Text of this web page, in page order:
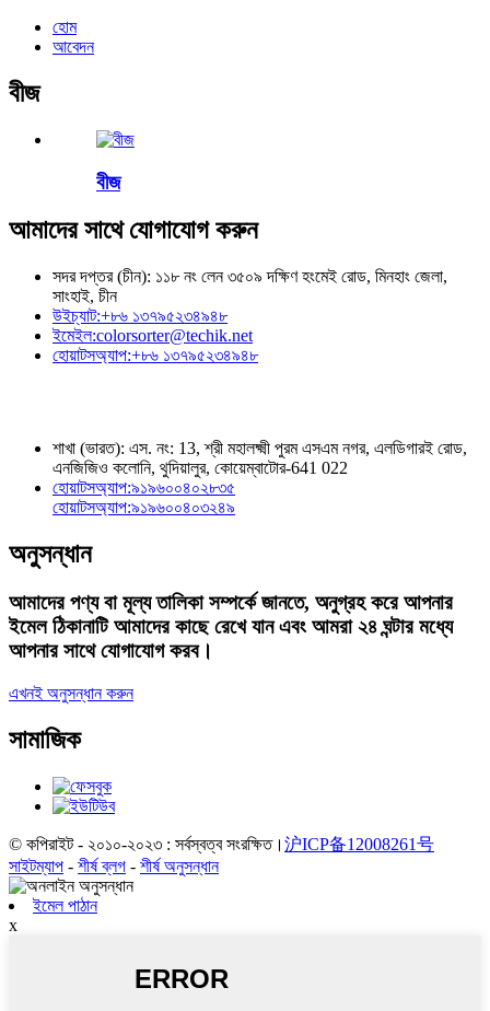
হোম
আবেদন
বীজ
বীজ
আমাদের সাথে যোগাযোগ করুন
সদর দপ্তর (চীন): ১১৮ নং লেন ৩৫০৯ দক্ষিণ হংমেই রোড, মিনহাং জেলা,
সাংহাই, চীন
উইচ্যাট:+৮৬ ১৩৭৯৫২৩৪৯৪৮
ইমেইল:colorsorter@techik.net
হোয়াটসঅ্যাপ:+৮৬ ১৩৭৯৫২৩৪৯৪৮
শাখা (ভারত): এস. নং: 13, শ্রী মহালক্ষ্মী পুরম এসএম নগর, এলডিগারই রোড,
এনজিজিও কলোনি, থুদিয়ালুর, কোয়েম্বাটোর-641 022
হোয়াটসঅ্যাপ:৯১৯৬০০৪০২৮৩৫
হোয়াটসঅ্যাপ:৯১৯৬০০৪০৩২৪৯
অনুসন্ধান
আমাদের পণ্য বা মূল্য তালিকা সম্পর্কে জানতে, অনুগ্রহ করে আপনার
ইমেল ঠিকানাটি আমাদের কাছে রেখে যান এবং আমরা ২৪ ঘন্টার মধ্যে
আপনার সাথে যোগাযোগ করব।
এখনই অনুসন্ধান করুন
সামাজিক
© কপিরাইট - ২০১০-২০২৩ : সর্বস্বত্ব সংরক্ষিত। 沪ICP备12008261号
সাইটম্যাপ - শীর্ষ ব্লগ - শীর্ষ অনুসন্ধান
ইমেল পাঠান
x